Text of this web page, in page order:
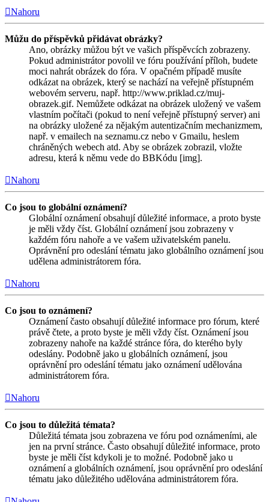
Nahoru
Můžu do příspěvků přidávat obrázky?
Ano, obrázky můžou být ve vašich příspěvcích zobrazeny.
Pokud administrátor povolil ve fóru používání příloh, budete
moci nahrát obrázek do fóra. V opačném případě musíte
odkázat na obrázek, který se nachází na veřejně přístupném
webovém serveru, např. http://www.priklad.cz/muj-
obrazek.gif. Nemůžete odkázat na obrázek uložený ve vašem
vlastním počítači (pokud to není veřejně přístupný server) ani
na obrázky uložené za nějakým autentizačním mechanizmem,
např. v emailech na seznamu.cz nebo v Gmailu, heslem
chráněných webech atd. Aby se obrázek zobrazil, vložte
adresu, která k němu vede do BBKódu [img].
Nahoru
Co jsou to globální oznámení?
Globální oznámení obsahují důležité informace, a proto byste
je měli vždy číst. Globální oznámení jsou zobrazeny v
každém fóru nahoře a ve vašem uživatelském panelu.
Oprávnění pro odeslání tématu jako globálního oznámení jsou
udělena administrátorem fóra.
Nahoru
Co jsou to oznámení?
Oznámení často obsahují důležité informace pro fórum, které
právě čtete, a proto byste je měli vždy číst. Oznámení jsou
zobrazeny nahoře na každé stránce fóra, do kterého byly
odeslány. Podobně jako u globálních oznámení, jsou
oprávnění pro odeslání tématu jako oznámení udělována
administrátorem fóra.
Nahoru
Co jsou to důležitá témata?
Důležitá témata jsou zobrazena ve fóru pod oznámeními, ale
jen na první stránce. Často obsahují důležité informace, proto
byste je měli číst kdykoli je to možné. Podobně jako u
oznámení a globálních oznámení, jsou oprávnění pro odeslání
tématu jako důležitého udělována administrátorem fóra.